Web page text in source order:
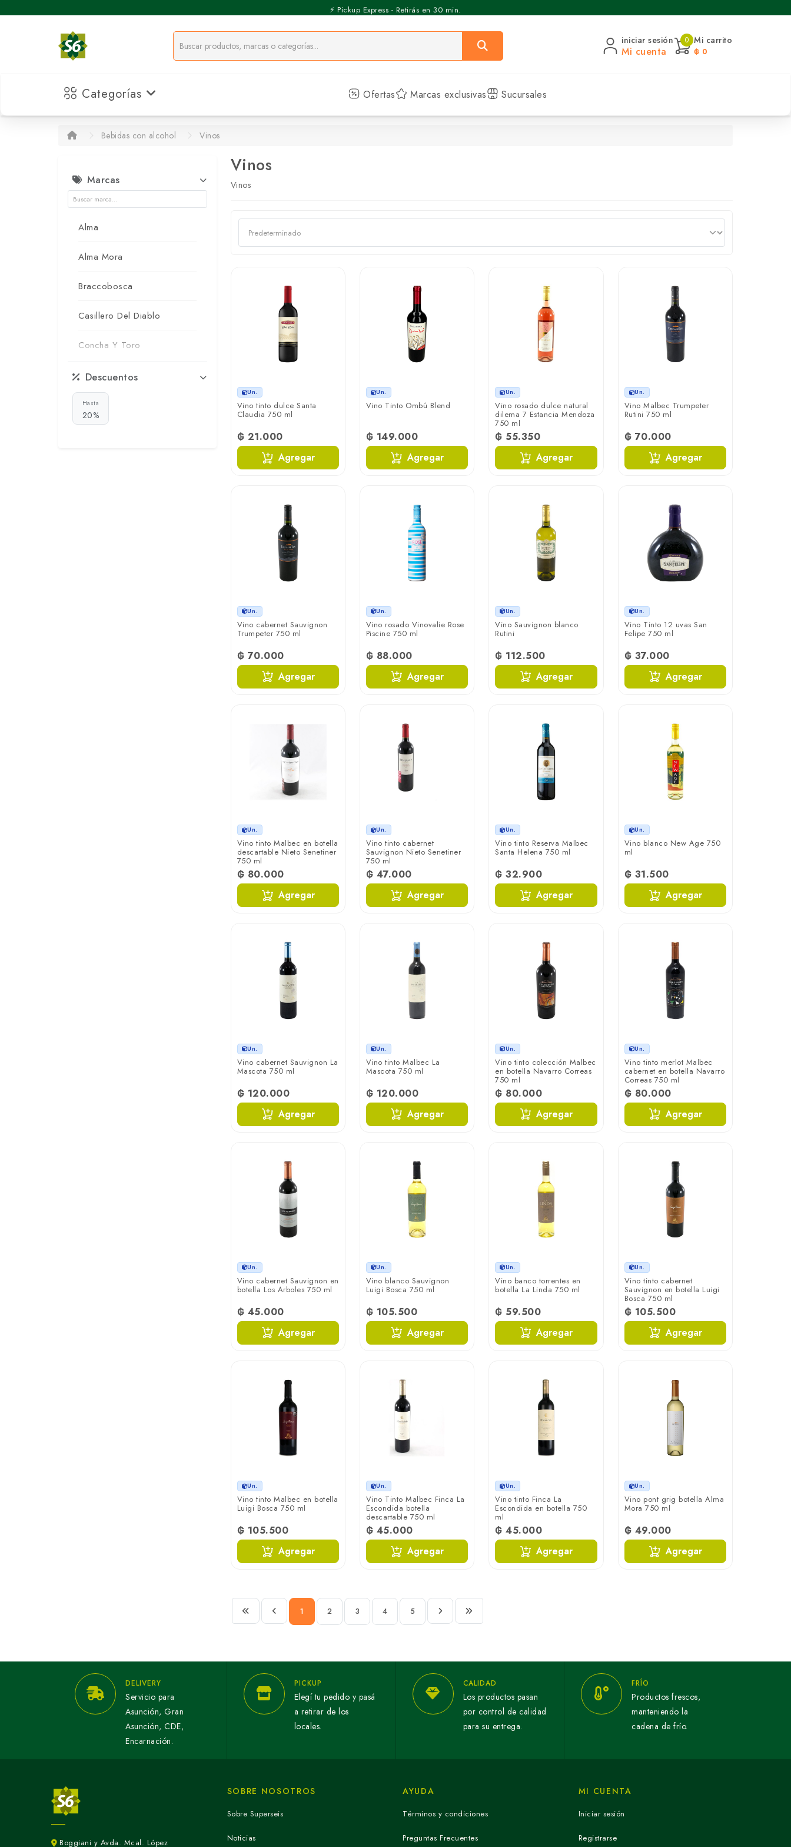
⚡️ Pickup Express - Retirás en 30 min.
iniciar sesión
Mi cuenta
0 Mi carrito
₲ 0
Categorías Ofertas Marcas exclusivas Sucursales
Bebidas con alcohol Vinos
Marcas
Alma
Alma Mora
Braccobosca
Casillero Del Diablo
Concha Y Toro
Cordero Con Piel De Lobo
CousiÑo Macul
Descuentos
Hasta
20%
Vinos
Vinos
Un.
Vino tinto dulce Santa
Claudia 750 ml
₲ 21.000
Agregar
Un.
Vino Tinto Ombú Blend
₲ 149.000
Agregar
Un.
Vino rosado dulce natural
dilema 7 Estancia Mendoza
750 ml
₲ 55.350
Agregar
Un.
Vino Malbec Trumpeter
Rutini 750 ml
₲ 70.000
Agregar
Un.
Vino cabernet Sauvignon
Trumpeter 750 ml
₲ 70.000
Agregar
Un.
Vino rosado Vinovalie Rose
Piscine 750 ml
₲ 88.000
Agregar
Un.
Vino Sauvignon blanco
Rutini
₲ 112.500
Agregar
Un.
Vino Tinto 12 uvas San
Felipe 750 ml
₲ 37.000
Agregar
Un.
Vino tinto Malbec en botella
descartable Nieto Senetiner
750 ml
₲ 80.000
Agregar
Un.
Vino tinto cabernet
Sauvignon Nieto Senetiner
750 ml
₲ 47.000
Agregar
Un.
Vino tinto Reserva Malbec
Santa Helena 750 ml
₲ 32.900
Agregar
Un.
Vino blanco New Age 750
ml
₲ 31.500
Agregar
Un.
Vino cabernet Sauvignon La
Mascota 750 ml
₲ 120.000
Agregar
Un.
Vino tinto Malbec La
Mascota 750 ml
₲ 120.000
Agregar
Un.
Vino tinto colección Malbec
en botella Navarro Correas
750 ml
₲ 80.000
Agregar
Un.
Vino tinto merlot Malbec
cabernet en botella Navarro
Correas 750 ml
₲ 80.000
Agregar
Un.
Vino cabernet Sauvignon en
botella Los Arboles 750 ml
₲ 45.000
Agregar
Un.
Vino blanco Sauvignon
Luigi Bosca 750 ml
₲ 105.500
Agregar
Un.
Vino banco torrentes en
botella La Linda 750 ml
₲ 59.500
Agregar
Un.
Vino tinto cabernet
Sauvignon en botella Luigi
Bosca 750 ml
₲ 105.500
Agregar
Un.
Vino tinto Malbec en botella
Luigi Bosca 750 ml
₲ 105.500
Agregar
Un.
Vino Tinto Malbec Finca La
Escondida botella
descartable 750 ml
₲ 45.000
Agregar
Un.
Vino tinto Finca La
Escondida en botella 750
ml
₲ 45.000
Agregar
Un.
Vino pont grig botella Alma
Mora 750 ml
₲ 49.000
Agregar
1 2 3 4 5
DELIVERY
Servicio para
Asunción, Gran
Asunción, CDE,
Encarnación.
PICKUP
Elegí tu pedido y pasá
a retirar de los
locales.
CALIDAD
Los productos pasan
por control de calidad
para su entrega.
FRÍO
Productos frescos,
manteniendo la
cadena de frío.
Boggiani y Avda. Mcal. López
SOBRE NOSOTROS
Sobre Superseis
Noticias
AYUDA
Términos y condiciones
Preguntas Frecuentes
MI CUENTA
Iniciar sesión
Registrarse